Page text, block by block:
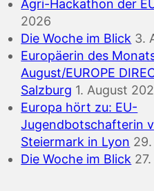
Agri-Hackathon der
2026
Die Woche im Blick 3.
Europäerin des
August/EUROPE
Salzburg 1. August
Europa hört zu: EU-
Jugendbotschafterin
Steiermark in Lyon
Die Woche im Blick